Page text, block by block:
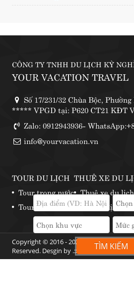
TÌM KIẾM
CÔNG TY TNHH DU LỊCH KỲ
YOUR VACATION TRAVEL
Số 17/231/32 Chùa Bộc,
***** VPGD tại: P620 CT21 KĐT
Zalo: 0912943936-
info@yourvacation.vn
TOUR DU LỊCH
Tour trong nước
Tour nước ngoài
THUÊ XE DU
Thuê xe du lịch
Những địa
Copyright © 2016 - 2024 by
Reserved. Desgin by .::
Web360::.